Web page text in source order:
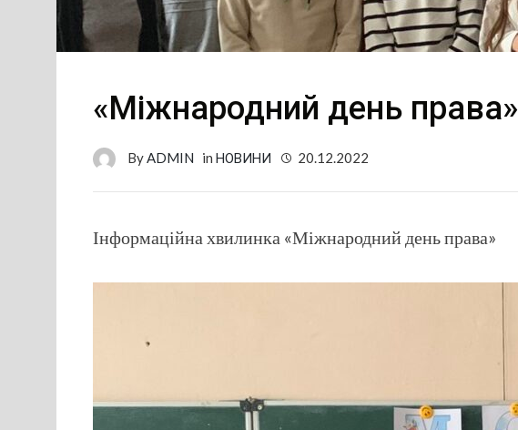
«Міжнародний день права»
ByADMIN in НОВИНИ 20.12.2022
Інформаційна хвилинка «Міжнародний день права»